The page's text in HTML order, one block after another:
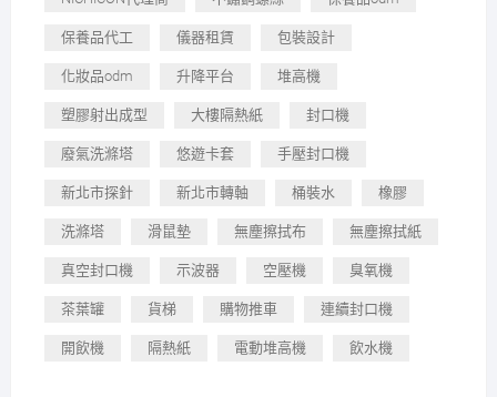
保養品代工 儀器租賃 包裝設計
化妝品odm 升降平台 堆高機
塑膠射出成型 大樓隔熱紙 封口機
廢氣洗滌塔 悠遊卡套 手壓封口機
新北市探針 新北市轉軸 桶裝水 橡膠
洗滌塔 滑鼠墊 無塵擦拭布 無塵擦拭紙
真空封口機 示波器 空壓機 臭氧機
茶葉罐 貨梯 購物推車 連續封口機
開飲機 隔熱紙 電動堆高機 飲水機